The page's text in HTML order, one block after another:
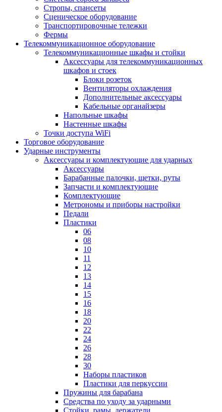
Стропы, спансеты
Сценическое оборудование
Транспортировочные тележки
Фермы
Телекоммуникационное оборудование
Телекоммуникационные шкафы и стойки
Аксессуары для телекоммуникационных
шкафов и стоек
Блоки розеток
Вентиляторы охлаждения
Дополнительные аксессуары
Кабельные органайзеры
Напольные шкафы
Настенные шкафы
Точки доступа WiFi
Торговое оборудование
Ударные инструменты
Аксессуары и комплектующие для ударных
Аксессуары
Барабанные палочки, щетки, руты
Запчасти и комплектующие
Комплектующие
Метрономы и приборы настройки
Педали
Пластики
06
08
10
11
12
13
14
15
16
18
20
22
24
26
28
30
Наборы пластиков
Пластики для перкуссии
Пружины для барабана
Средства по уходу за ударными
Стойки, рамы, держатели